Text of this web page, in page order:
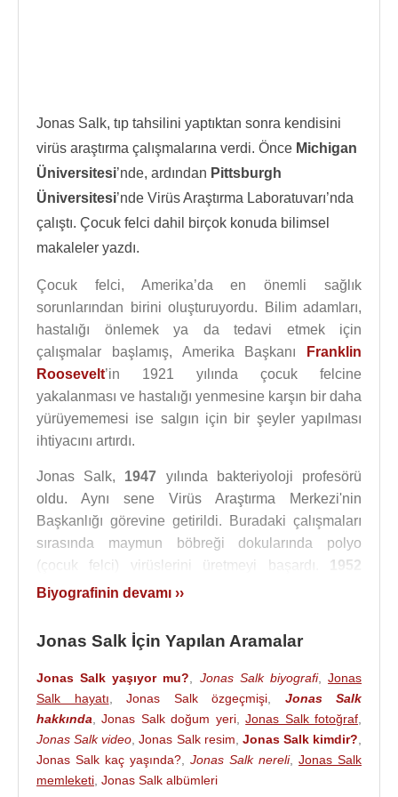
Jonas Salk, tıp tahsilini yaptıktan sonra kendisini
virüs araştırma çalışmalarına verdi. Önce Michigan
Üniversitesi’nde, ardından Pittsburgh
Üniversitesi’nde Virüs Araştırma Laboratuvarı’nda
çalıştı. Çocuk felci dahil birçok konuda bilimsel
makaleler yazdı.
Çocuk felci, Amerika’da en önemli sağlık
sorunlarından birini oluşturuyordu. Bilim adamları,
hastalığı önlemek ya da tedavi etmek için
çalışmalar başlamış, Amerika Başkanı
Franklin
Roosevelt’in 1921 yılında çocuk felcine
yakalanması ve hastalığı yenmesine karşın bir daha
yürüyememesi ise salgın için bir şeyler yapılması
ihtiyacını artırdı.
Jonas Salk, 1947 yılında bakteriyoloji profesörü
oldu. Aynı sene Virüs Araştırma Merkezi'nin
Başkanlığı görevine getirildi. Buradaki çalışmaları
sırasında maymun böbreği dokularında polyo
(çocuk felci) virüslerini üretmeyi başardı. 1952
yılındaABD, tarihinde görülen en korkutucu çocuk
felci vakası yaşandı. Jonas Salk, salgından iki yıl
sonra 1954 yılında formaldehitle öldürülmüş
virüsten aşı elde etmeyi başardı. İlk olarak kendi
karısı ve üç çocuğunu medya önünde aşıladı.
1954 yılında çift-kör plasebo kontrollü bir çalışma
sonucunda yaşları altı ila dokuz üzerinde değişen
bir milyon çocuk üzerinde uygulandı. Bir yıl sonra
Biyografinin devamı ››
Jonas Salk İçin Yapılan Aramalar
Jonas Salk yaşıyor mu? Jonas Salk biyografi,Jonas
Salk hayatı
Jonas Salk özgeçmişi
Jonas Salk
hakkında ,Jonas Salk doğum yeri,Jonas Salk fotoğraf
Jonas Salk video ,Jonas Salk resim Jonas Salk kimdir?
Jonas Salk kaç yaşında?
Jonas Salk nereli, Jonas Salk
memleketi Jonas Salk albümleri